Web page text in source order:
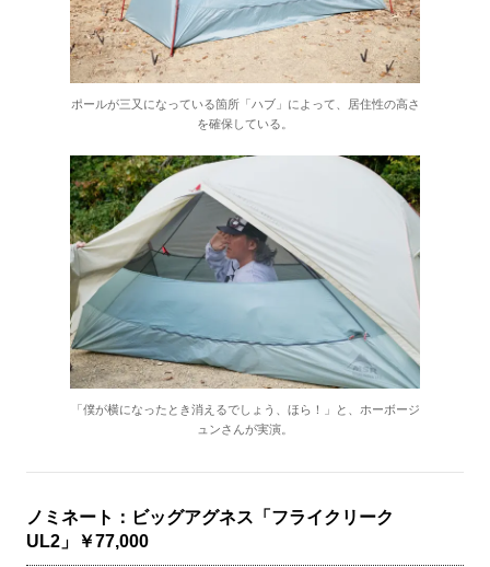
ポールが三又になっている箇所「ハブ」によって、居住性の高さ
を確保している。
「僕が横になったとき消えるでしょう、ほら！」と、ホーボージ
ュンさんが実演。
ノミネート：ビッグアグネス「フライクリーク
UL2」￥77,000